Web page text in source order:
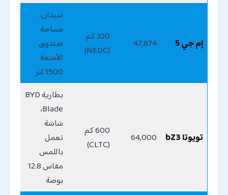
إم جي 5 47,874
320 كم
(NEDC)
سيدان،
مساحة
صندوق
الأمتعة
1500 لتر
تويوتا bZ3 64,000
600 كم
(CLTC)
بطارية BYD
Blade،
شاشة
تعمل
باللمس
مقاس 12.8
بوصة